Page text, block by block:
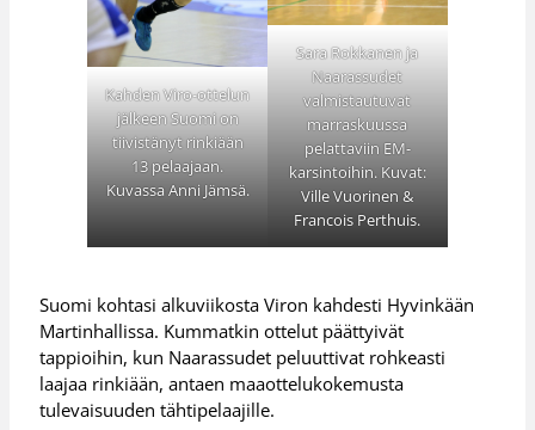
Kahden Viro-ottelun
jälkeen Suomi on
tiivistänyt rinkiään
13 pelaajaan.
Kuvassa Anni Jämsä.
Sara Rokkanen ja
Naarassudet
valmistautuvat
marraskuussa
pelattaviin EM-
karsintoihin. Kuvat:
Ville Vuorinen &
Francois Perthuis.
Suomi kohtasi alkuviikosta Viron kahdesti Hyvinkään
Martinhallissa. Kummatkin ottelut päättyivät
tappioihin, kun Naarassudet peluuttivat rohkeasti
laajaa rinkiään, antaen maaottelukokemusta
tulevaisuuden tähtipelaajille.